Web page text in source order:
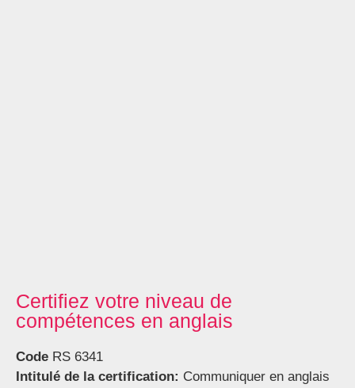
Certifiez votre niveau de
compétences en anglais
Code RS 6341
Intitulé de la certification: Communiquer en anglais